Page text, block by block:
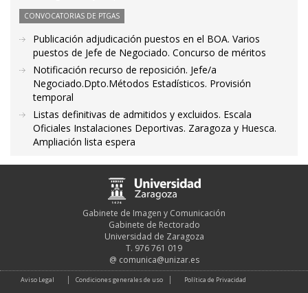
CONVOCATORIAS DE PTGAS
Publicación adjudicación puestos en el BOA. Varios
puestos de Jefe de Negociado. Concurso de méritos
Notificación recurso de reposición. Jefe/a
Negociado.Dpto.Métodos Estadísticos. Provisión
temporal
Listas definitivas de admitidos y excluidos. Escala
Oficiales Instalaciones Deportivas. Zaragoza y Huesca.
Ampliación lista espera
Gabinete de Imagen y Comunicación
Gabinete de Rectorado
Universidad de Zaragoza
T. 976 761 019
@ comunica@unizar.es
Aviso Legal Condiciones generales de uso Política de Privacidad